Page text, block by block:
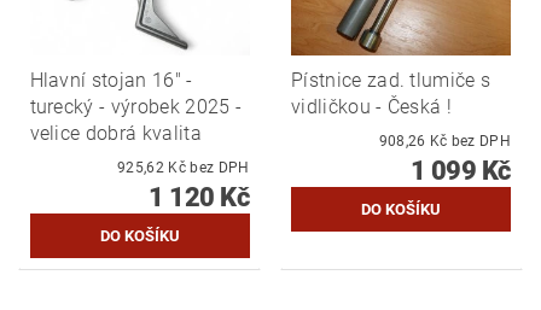
Hlavní stojan 16" -
turecký - výrobek 2025 -
velice dobrá kvalita
925,62 Kč bez DPH
1 120 Kč
Pístnice zad. tlumiče s
vidličkou - Česká !
908,26 Kč bez DPH
1 099 Kč